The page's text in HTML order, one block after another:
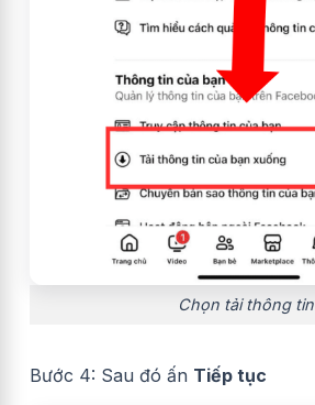
Chọn tải thông tin
Bước 4: Sau đó ấn Tiếp tục